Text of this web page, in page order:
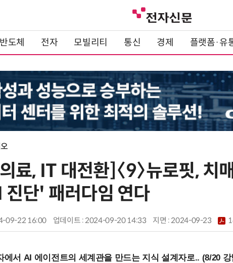
반도체 전자 모빌리티 통신 경제 플랫폼·유
료, IT 대전환]〈9〉뉴로핏, 치
진단' 패러다임 연다
09-22 16:00 업데이트 : 2024-09-20 14:33 지면 :2024-09-23
에서 AI 에이전트의 세계관을 만드는 지식 설계자로.. (8/20 강